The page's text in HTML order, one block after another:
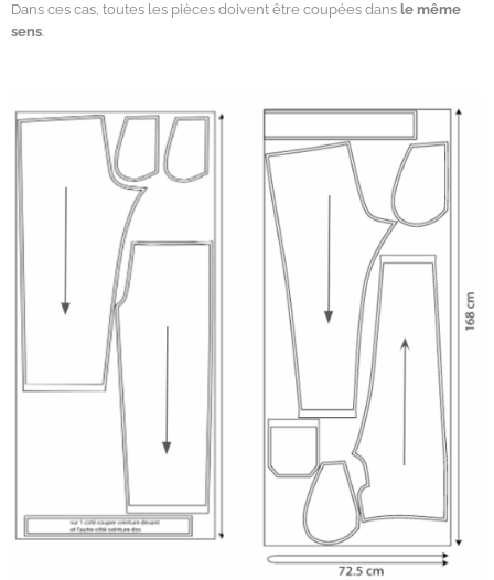
Dans ces cas, toutes les pièces doivent être coupées dans le même
sens.